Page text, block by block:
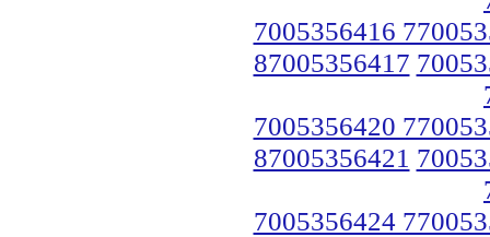
7005356416
87005356417
7005356420
87005356421
7005356424